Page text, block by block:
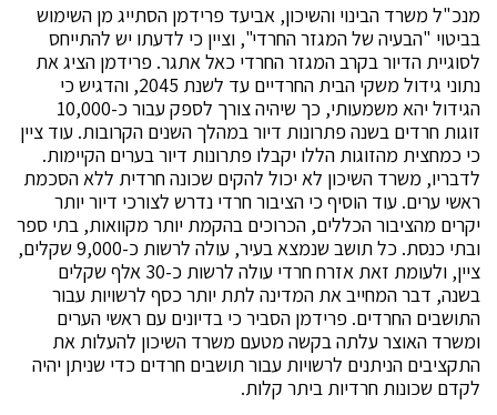
מנכ"ל משרד הבינוי והשיכון, אביעד פרידמן הסתייג מן השימוש
בביטוי "הבעיה של המגזר החרדי", וציין כי לדעתו יש להתייחס
לסוגיית הדיור בקרב המגזר החרדי כאל אתגר. פרידמן הציג את
נתוני גידול משקי הבית החרדיים עד לשנת 2045, והדגיש כי
הגידול יהא משמעותי, כך שיהיה צורך לספק עבור כ-10,000
זוגות חרדים בשנה פתרונות דיור במהלך השנים הקרובות. עוד ציין
כי כמחצית מהזוגות הללו יקבלו פתרונות דיור בערים הקיימות.
לדבריו, משרד השיכון לא יכול להקים שכונה חרדית ללא הסכמת
ראשי ערים. עוד הוסיף כי הציבור חרדי נדרש לצורכי דיור יותר
יקרים מהציבור הכללים, הכרוכים בהקמת יותר מקוואות, בתי ספר
ובתי כנסת. כל תושב שנמצא בעיר, עולה לרשות כ-9,000 שקלים,
ציין, ולעומת זאת אזרח חרדי עולה לרשות כ-30 אלף שקלים
בשנה, דבר המחייב את המדינה לתת יותר כסף לרשויות עבור
התושבים החרדים. פרידמן הסביר כי בדיונים עם ראשי הערים
ומשרד האוצר עלתה בקשה מטעם משרד השיכון להעלות את
התקציבים הניתנים לרשויות עבור תושבים חרדים כדי שניתן יהיה
לקדם שכונות חרדיות ביתר קלות.